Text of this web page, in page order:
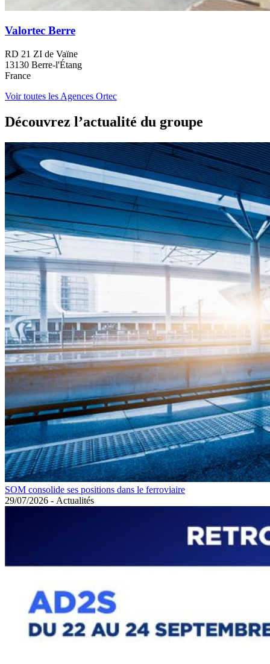
Valortec Berre
RD 21 ZI de Vaïne
13130 Berre-l'Étang
France
Voir toutes les Agences Ortec
Découvrez l’actualité du groupe
SOM consolide ses positions dans le ferroviaire
29/07/2026 - Actualités